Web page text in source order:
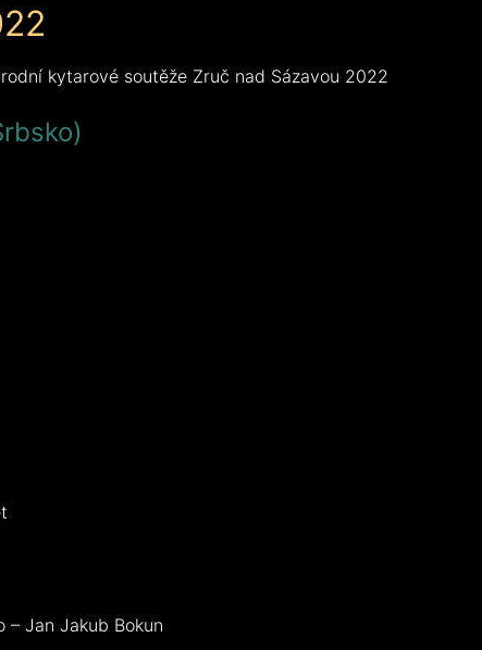
kytarové soutěže Zruč nad Sázavou 2022
– Jan Jakub Bokun